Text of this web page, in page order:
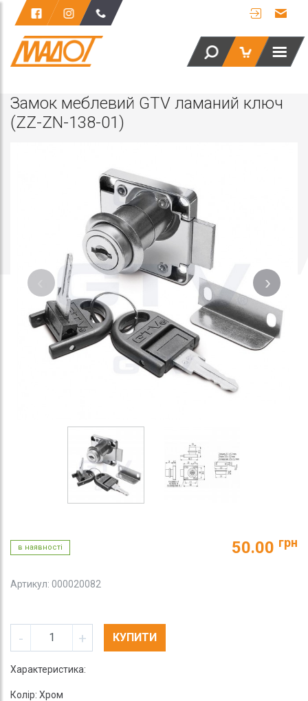
Замок меблевий GTV ламаний ключ
(ZZ-ZN-138-01)
в наявності 50.00 грн
Артикул: 000020082
- + КУПИТИ
Характеристика:
Колір: Хром